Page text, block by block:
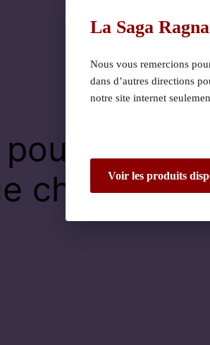
pour le
chose de
La Saga
Nous vous remercions
dans d’autres directions
notre site internet
Voir les produits